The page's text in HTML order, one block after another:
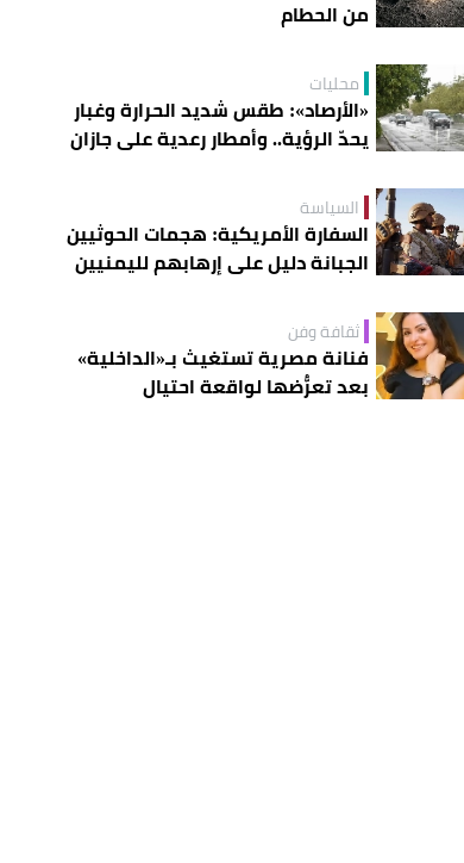
من الحطام
محليات
«الأرصاد»: طقس شديد الحرارة وغبار
يحدّ الرؤية.. وأمطار رعدية على جازان
السياسة
السفارة الأمريكية: هجمات الحوثيين
الجبانة دليل على إرهابهم لليمنيين
ثقافة وفن
فنانة مصرية تستغيث بـ«الداخلية»
بعد تعرُّضها لواقعة احتيال